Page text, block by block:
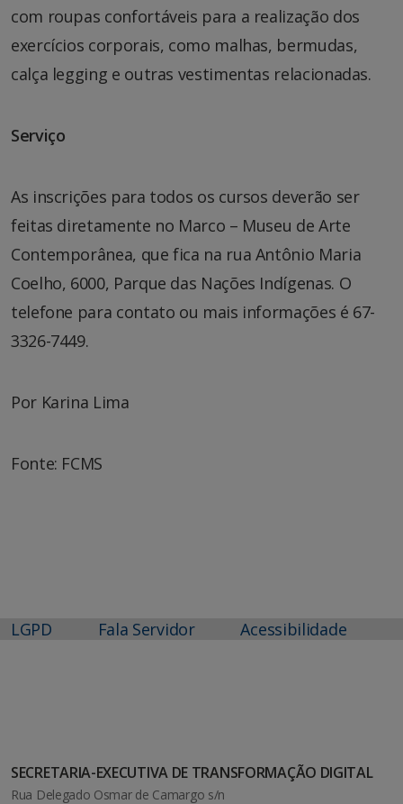
com roupas confortáveis para a realização dos
exercícios corporais, como malhas, bermudas,
calça legging e outras vestimentas relacionadas.
Serviço
As inscrições para todos os cursos deverão ser
feitas diretamente no Marco – Museu de Arte
Contemporânea, que fica na rua Antônio Maria
Coelho, 6000, Parque das Nações Indígenas. O
telefone para contato ou mais informações é 67-
3326-7449.
Por Karina Lima
Fonte: FCMS
LGPD Fala Servidor Acessibilidade
SECRETARIA-EXECUTIVA DE TRANSFORMAÇÃO DIGITAL
Rua Delegado Osmar de Camargo s/n